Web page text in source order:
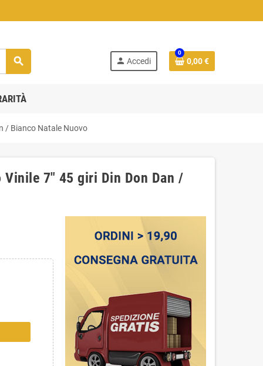
search person Accedi
0
0,00 €
/ Bianco Natale Nuovo
7" 45 giri Din Don Dan /